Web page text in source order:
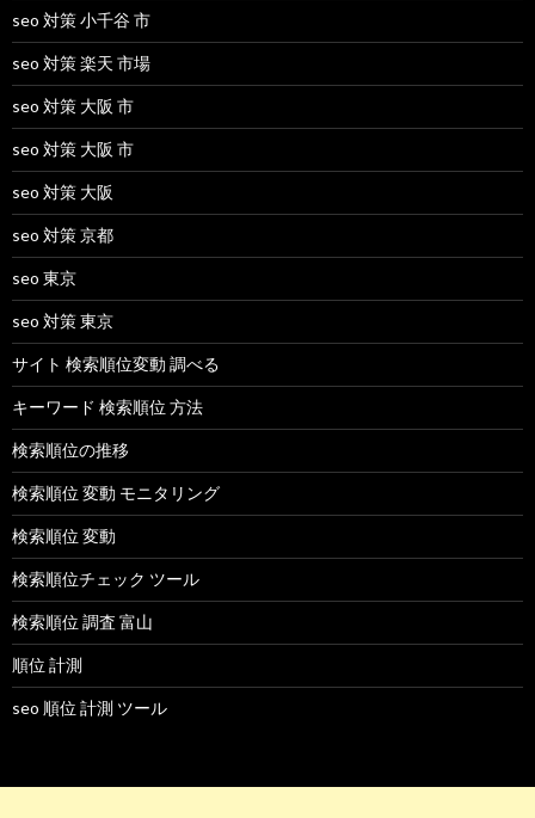
seo 対策 小千谷 市
seo 対策 楽天 市場
seo 対策 大阪 市
seo 対策 大阪 市
seo 対策 大阪
seo 対策 京都
seo 東京
seo 対策 東京
サイト 検索順位変動 調べる
キーワード 検索順位 方法
検索順位の推移
検索順位 変動 モニタリング
検索順位 変動
検索順位チェック ツール
検索順位 調査 富山
順位 計測
seo 順位 計測 ツール